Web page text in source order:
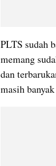
PLTS sudah
memang
dan
masih